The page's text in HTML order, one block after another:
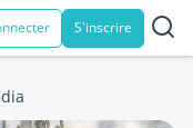
S'inscrire